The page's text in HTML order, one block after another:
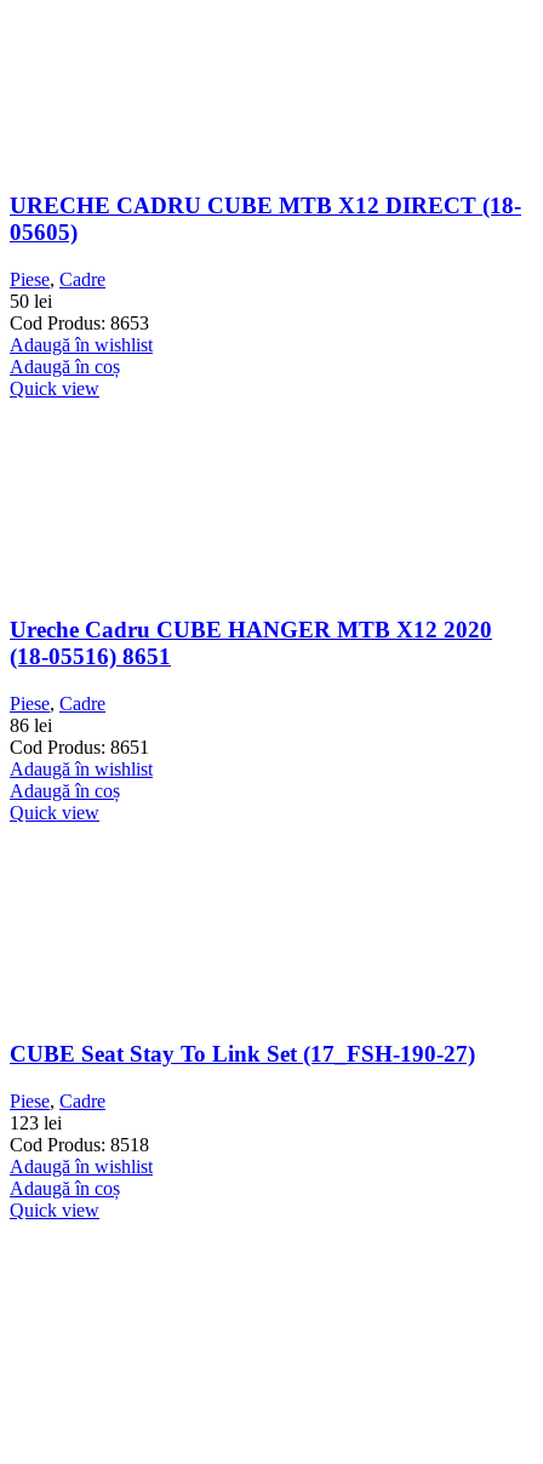
URECHE CADRU CUBE MTB X12 DIRECT (18-
05605)
Piese, Cadre
50 lei
Cod Produs: 8653
Adaugă în wishlist
Adaugă în coș
Quick view
Ureche Cadru CUBE HANGER MTB X12 2020
(18-05516) 8651
Piese, Cadre
86 lei
Cod Produs: 8651
Adaugă în wishlist
Adaugă în coș
Quick view
CUBE Seat Stay To Link Set (17_FSH-190-27)
Piese, Cadre
123 lei
Cod Produs: 8518
Adaugă în wishlist
Adaugă în coș
Quick view